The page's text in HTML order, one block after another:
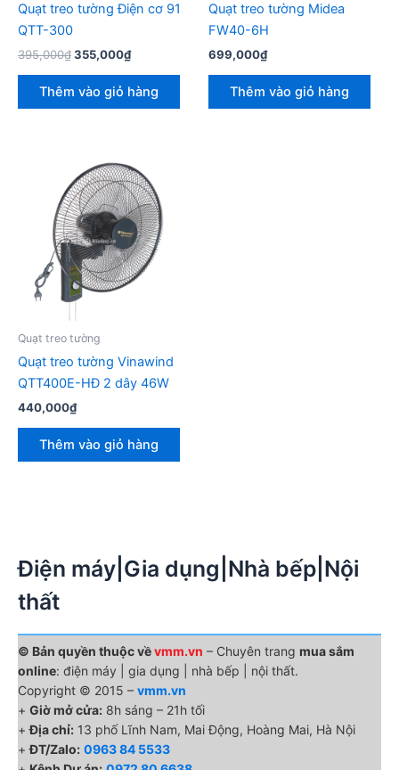
Quạt treo tường Điện cơ 91
QTT-300
395,000₫Giá
395,000₫.
355,000₫Giá
tại
là:
Thêm vào giỏ hàng
Quạt treo tường Midea
FW40-6H
699,000₫
Thêm vào giỏ hàng
Quạt treo tường
Quạt treo tường Vinawind
QTT400E-HĐ 2 dây 46W
440,000₫
Thêm vào giỏ hàng
Điện máy|Gia dụng|Nhà bếp|Nội
thất
© Bản quyền thuộc vềvmm.vn – Chuyên trang mua sắm
online: điện máy | gia dụng | nhà bếp | nội thất.
Copyright © 2015 – vmm.vn
+ Giờ mở cửa: 8h sáng – 21h tối
+Địa chỉ: 13 phố Lĩnh Nam, Mai Động, Hoàng Mai, Hà Nội
+ĐT/Zalo: 0963 84 5533